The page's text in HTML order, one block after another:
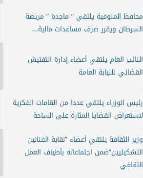
محافظ المنوفية يلتقي ” ماجدة ” مريضة
السرطان ويقرر صرف مساعدات مالية...
النائب العام يلتقي أعضاء إدارة التفتيش
القضائي للنيابة العامة
رئيس الوزراء يلتقي عددا من القامات الفكرية
لاستعراض القضايا المثارة على الساحة
وزير الثقافة يلتقي أعضاء ”نقابة الفنانين
التشكيليين”ضمن اجتماعاته بأطياف العمل
الثقافي